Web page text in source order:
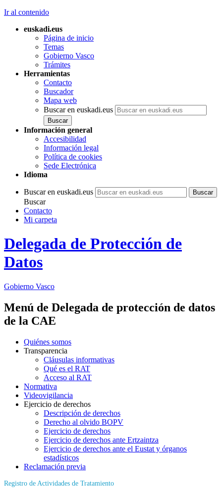
Ir al contenido
euskadi.eus
Página de inicio
Temas
Gobierno Vasco
Trámites
Herramientas
Contacto
Buscador
Mapa web
Buscar en euskadi.eus
Información general
Accesibilidad
Información legal
Política de cookies
Sede Electrónica
Idioma
Buscar en euskadi.eus
Buscar
Contacto
Mi carpeta
Delegada de Protección de
Datos
Gobierno Vasco
Menú de Delegada de protección de datos
de la CAE
Quiénes somos
Transparencia
Cláusulas informativas
Qué es el RAT
Acceso al RAT
Normativa
Videovigilancia
Ejercicio de derechos
Descripción de derechos
Derecho al olvido BOPV
Ejercicio de derechos
Ejercicio de derechos ante Ertzaintza
Ejercicio de derechos ante el Eustat y órganos
estadísticos
Reclamación previa
Registro de Actividades de Tratamiento